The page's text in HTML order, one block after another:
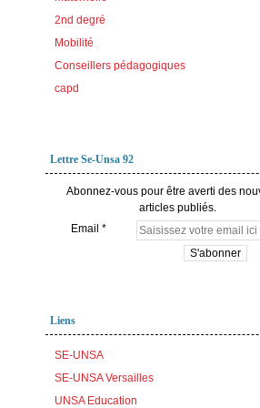
2nd degré
Mobilité
Conseillers pédagogiques
capd
Lettre Se-Unsa 92
Abonnez-vous pour être averti des
articles publiés.
Email
Liens
SE-UNSA
SE-UNSA Versailles
UNSA Education